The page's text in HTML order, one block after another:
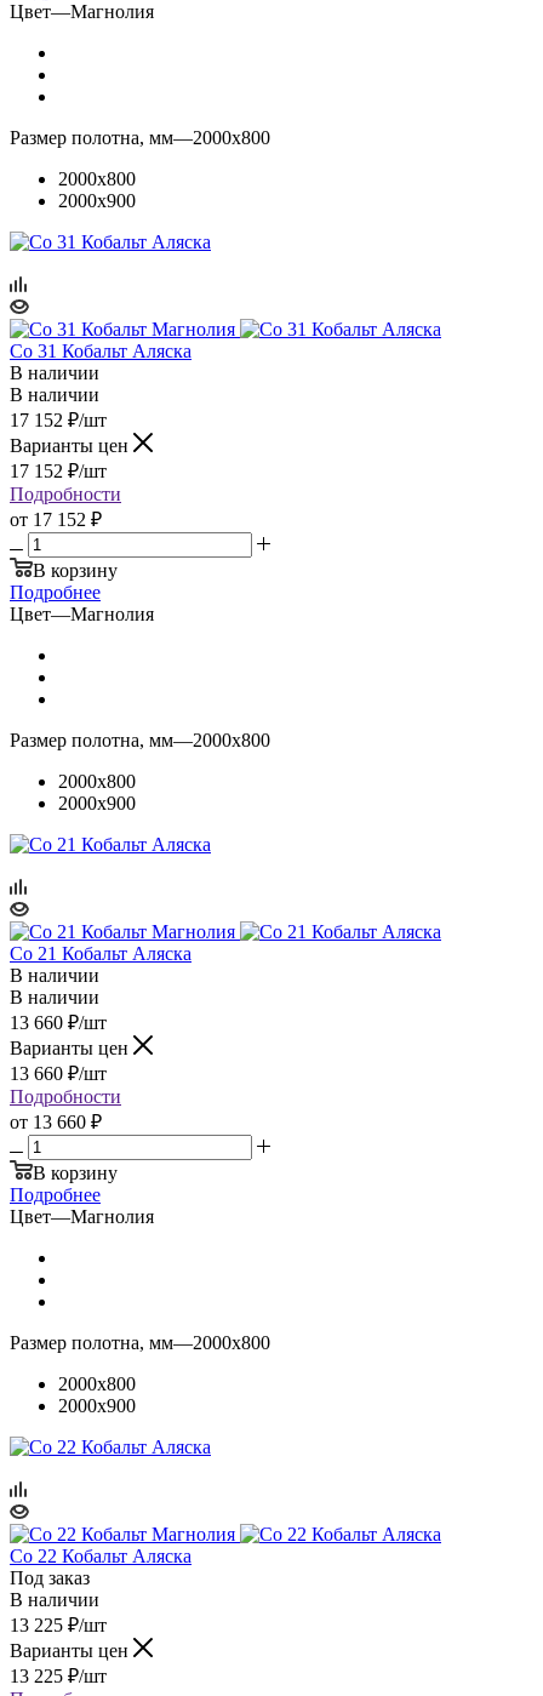
Цвет—Магнолия
Размер полотна, мм—2000x800
2000x800
2000x900
Co 31 Кобальт Аляска
В наличии
В наличии
17 152 ₽/шт
Варианты цен
17 152 ₽/шт
Подробности
от 17 152 ₽
В корзину
Подробнее
Цвет—Магнолия
Размер полотна, мм—2000x800
2000x800
2000x900
Co 21 Кобальт Аляска
В наличии
В наличии
13 660 ₽/шт
Варианты цен
13 660 ₽/шт
Подробности
от 13 660 ₽
В корзину
Подробнее
Цвет—Магнолия
Размер полотна, мм—2000x800
2000x800
2000x900
Co 22 Кобальт Аляска
Под заказ
В наличии
13 225 ₽/шт
Варианты цен
13 225 ₽/шт